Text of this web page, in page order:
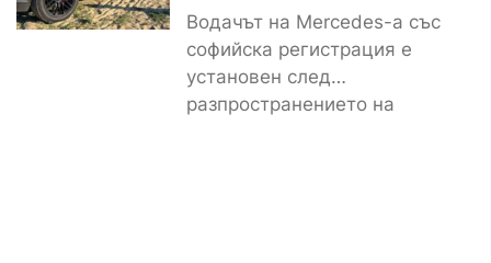
Водачът на Mercedes-а със
софийска регистрация е
установен след
разпространението на